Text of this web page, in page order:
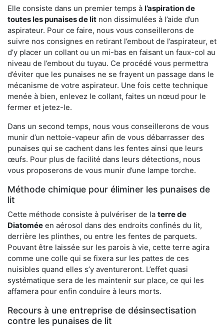
Elle consiste dans un premier temps à l’aspiration de
toutes les punaises de lit non dissimulées à l’aide d’un
aspirateur. Pour ce faire, nous vous conseillerons de
suivre nos consignes en retirant l’embout de l’aspirateur, et
d’y placer un collant ou un mi-bas en faisant un faux-col au
niveau de l’embout du tuyau. Ce procédé vous permettra
d’éviter que les punaises ne se frayent un passage dans le
mécanisme de votre aspirateur. Une fois cette technique
menée à bien, enlevez le collant, faites un nœud pour le
fermer et jetez-le.
Dans un second temps, nous vous conseillerons de vous
munir d’un nettoie-vapeur afin de vous débarrasser des
punaises qui se cachent dans les fentes ainsi que leurs
œufs. Pour plus de facilité dans leurs détections, nous
vous proposerons de vous munir d’une lampe torche.
Méthode chimique pour éliminer les punaises de
lit
Cette méthode consiste à pulvériser de la terre de
Diatomée en aérosol dans des endroits confinés du lit,
derrière les plinthes, ou entre les fentes de parquets.
Pouvant être laissée sur les parois à vie, cette terre agira
comme une colle qui se fixera sur les pattes de ces
nuisibles quand elles s’y aventureront. L’effet quasi
systématique sera de les maintenir sur place, ce qui les
affamera pour enfin conduire à leurs morts.
Recours à une entreprise de désinsectisation
contre les punaises de lit